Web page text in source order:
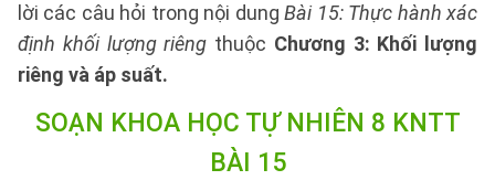
lời các câu hỏi trong nội dungBài 15: Thực hành xác
định khối lượng riêng thuộc Chương 3: Khối lượng
riêng và áp suất.
SOẠN KHOA HỌC TỰ NHIÊN 8 KNTT
BÀI 15